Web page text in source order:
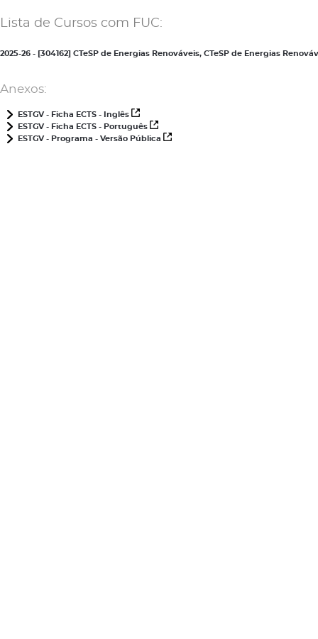
Lista de Cursos com FUC:
2025-26 - [304162] CTeSP de Energias Renováveis, CTeSP de Energias
Anexos:
ESTGV - Ficha ECTS - Inglês
ESTGV - Ficha ECTS - Português
ESTGV - Programa - Versão Pública